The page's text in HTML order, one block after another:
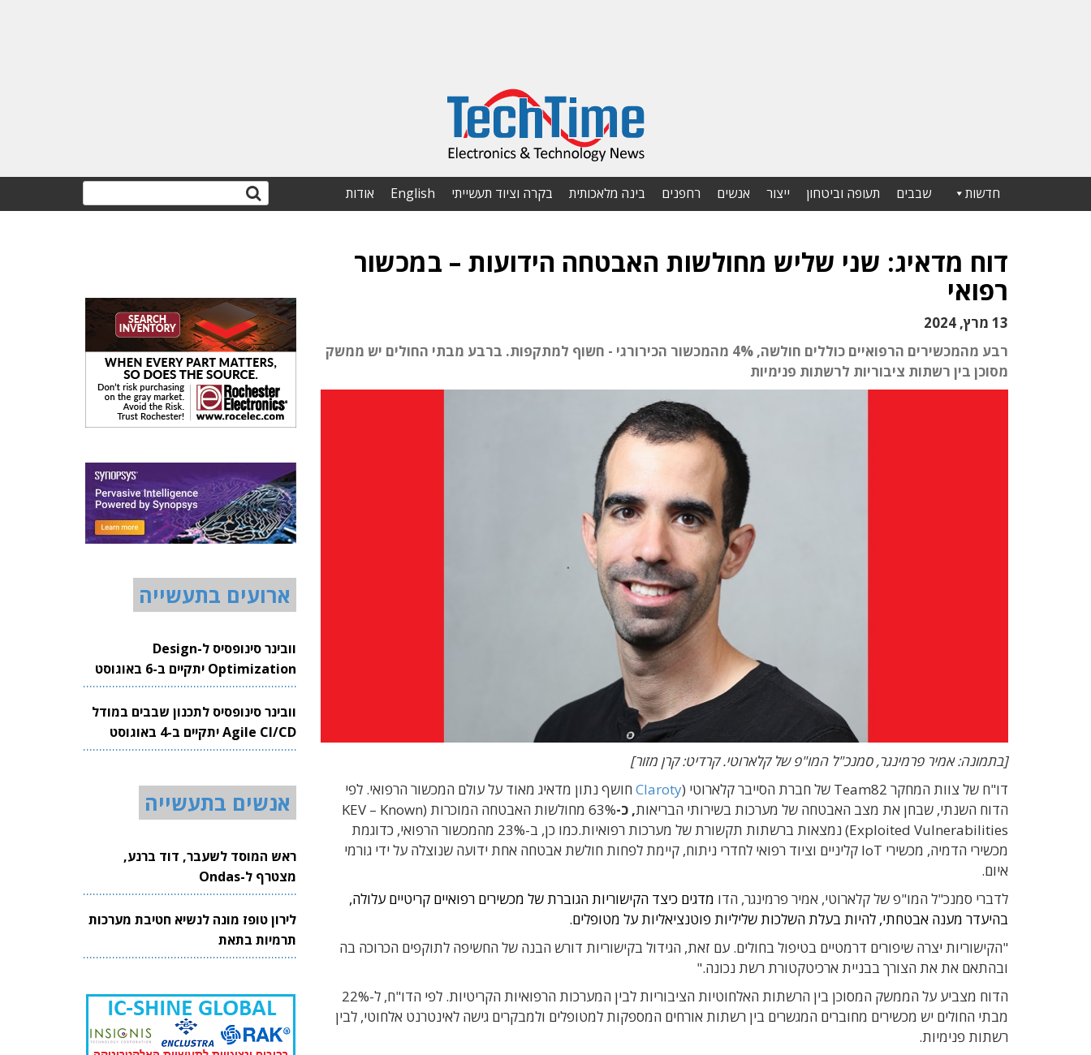
חדשות שבבים תעופה וביטחון ייצור אנשים רחפנים בינה מלאכותית בקרה וציוד תעשייתי English אודות
דוח מדאיג: שני שליש מחולשות האבטחה הידועות – במכשור
רפואי
13 מרץ, 2024
רבע מהמכשירים הרפואיים כוללים חולשה, 4% מהמכשור הכירורגי - חשוף למתקפות. ברבע מבתי החולים יש ממשק
מסוכן בין רשתות ציבוריות לרשתות פנימיות
[בתמונה: אמיר פרמינגר, סמנכ"ל המו"פ של קלארוטי. קרדיט: קרן מזור]
דו"ח של צוות המחקר Team82 של חברת הסייבר קלארוטי (Claroty חושף נתון מדאיג מאוד על עולם המכשור הרפואי. לפי
הדוח השנתי, שבחן את מצב האבטחה של מערכות בשירותי הבריאות, כ-
63% מחולשות האבטחה המוכרות (KEV – Known
Exploited Vulnerabilities) נמצאות ברשתות תקשורת של מערכות רפואיות.כמו כן, ב-23% מהמכשור הרפואי, כדוגמת
מכשירי הדמיה, מכשירי IoT קליניים וציוד רפואי לחדרי ניתוח, קיימת לפחות חולשת אבטחה אחת ידועה שנוצלה על ידי גורמי
איום.
לדברי סמנכ"ל המו"פ של קלארוטי, אמיר פרמינגר, הדו מדגים כיצד הקישוריות הגוברת של מכשירים רפואיים קריטיים עלולה,
בהיעדר מענה אבטחתי, להיות בעלת השלכות שליליות פוטנציאליות על מטופלים.
"הקישוריות יצרה שיפורים דרמטיים בטיפול בחולים. עם זאת, הגידול בקישוריות דורש הבנה של החשיפה לתוקפים הכרוכה בה
ובהתאם את את הצורך בבניית ארכיטקטורת רשת נכונה."
הדוח מצביע על הממשק המסוכן בין הרשתות האלחוטיות הציבוריות לבין המערכות הרפואיות הקריטיות. לפי הדו"ח,
ל-22%
מבתי החולים יש מכשירים מחוברים המגשרים בין רשתות אורחים המספקות למטופלים ולמבקרים גישה לאינטרנט אלחוטי, לבין
רשתות פנימיות.
ארועים בתעשייה
וובינר סינופסיס ל-Design
Optimization יתקיים ב-6 באוגוסט
2026
וובינר סינופסיס לתכנון שבבים במודל
Agile CI/CD יתקיים ב-4 באוגוסט
2026
אנשים בתעשייה
ראש המוסד לשעבר, דוד ברנע,
מצטרף ל-Ondas
לירון טופז מונה לנשיא חטיבת מערכות
תרמיות בתאת